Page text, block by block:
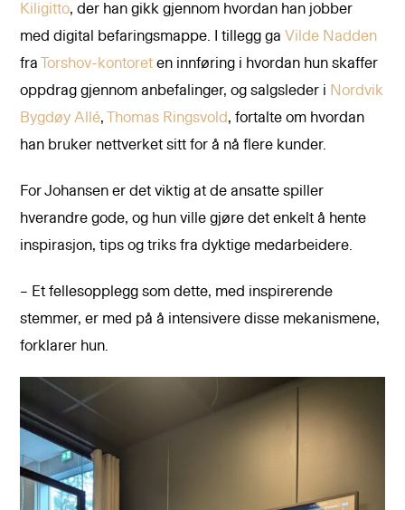
Kiligitto, der han gikk gjennom hvordan han jobber
med digital befaringsmappe. I tillegg ga Vilde Nadden
fra
Torshov-kontoret en innføring i hvordan hun skaffer
oppdrag gjennom anbefalinger, og salgsleder i Nordvik
Bygdøy Allé, Thomas Ringsvold, fortalte om hvordan
han bruker nettverket sitt for å nå flere kunder.
For Johansen er det viktig at de ansatte spiller
hverandre gode, og hun ville gjøre det enkelt å hente
inspirasjon, tips og triks fra dyktige medarbeidere.
– Et fellesopplegg som dette, med inspirerende
stemmer, er med på å intensivere disse mekanismene,
forklarer hun.